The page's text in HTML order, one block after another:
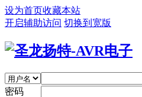
设为首页收藏本站
开启辅助访问 切换到宽版
密码